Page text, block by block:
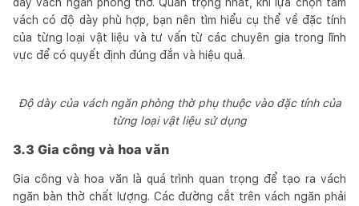
vách có độ dày phù hợp, bạn nên tìm hiểu cụ thể về đặc tính
của từng loại vật liệu và tư vấn từ các chuyên gia trong lĩnh
vực để có quyết định đúng đắn và hiệu quả.
Độ dày của vách ngăn phòng thờ phụ thuộc vào đặc tính của
từng loại vật liệu sử dụng
3.3 Gia công và hoa văn
Gia công và hoa văn là quá trình quan trọng để tạo ra vách
ngăn bàn thờ chất lượng. Các đường cắt trên vách ngăn phải